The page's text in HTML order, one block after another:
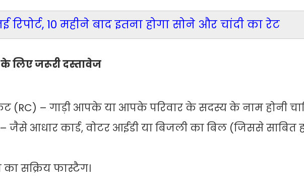
10 महीने बाद इतना होगा सोने और चांदी का रेट
लिए जरूरी दस्तावेज
(RC) – गाड़ी आपके या आपके परिवार के सदस्य के नाम होनी
जैसे आधार कार्ड, वोटर आईडी या बिजली का बिल (जिससे साबित
सक्रिय फास्टैग।